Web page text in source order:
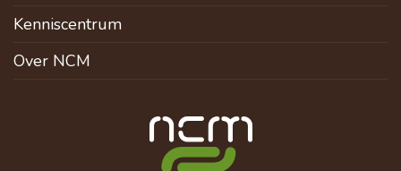
Kenniscentrum
Over NCM